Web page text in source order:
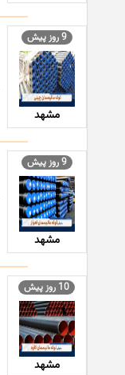
9 روز پیش
مشهد
9 روز پیش
مشهد
10 روز پیش
مشهد